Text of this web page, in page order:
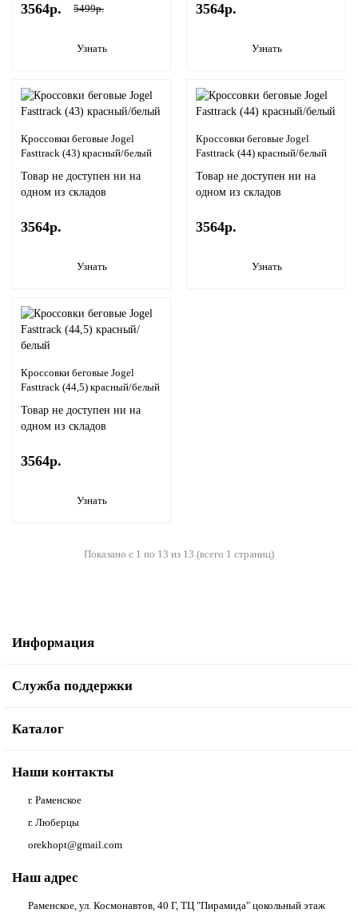
3564р. 5499р.
Узнать
3564р.
Узнать
Кроссовки беговые Jogel
Fasttrack (43) красный/белый
Товар не доступен ни на
одном из складов
3564р.
Узнать
Кроссовки беговые Jogel
Fasttrack (44) красный/белый
Товар не доступен ни на
одном из складов
3564р.
Узнать
Кроссовки беговые Jogel
Fasttrack (44,5) красный/белый
Товар не доступен ни на
одном из складов
3564р.
Узнать
Показано с 1 по 13 из 13 (всего 1 страниц)
Информация
Служба поддержки
Каталог
Наши контакты
г. Раменское
г. Люберцы
orekhopt@gmail.com
Наш адрес
Раменское, ул. Космонавтов, 40 Г, ТЦ "Пирамида" цокольный этаж